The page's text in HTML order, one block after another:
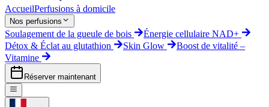
AccueilPerfusions à domicile
Nos perfusions
Soulagement de la gueule de bois
Énergie cellulaire NAD+
Détox & Éclat au glutathion
Skin Glow
Boost de vitalité –
Vitamine
Réserver maintenant